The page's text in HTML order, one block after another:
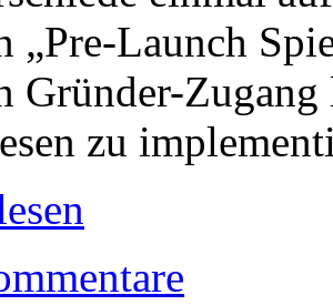
„Pre-Launch
Gründer-
zu